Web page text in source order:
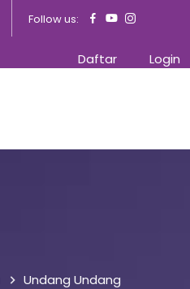
Follow us:
Daftar Login
Undang Undang